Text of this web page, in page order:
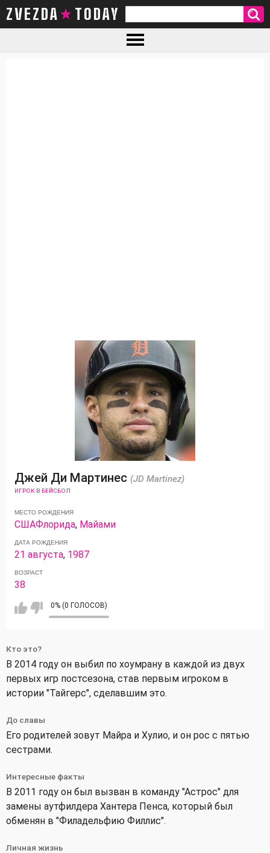
ZVEZDA TODAY
Джей Ди Мартинес (JD Martinez)
ИГРОК В БЕЙСБОЛ
МЕСТО РОЖДЕНИЯ
СШАФлорида, Майами
ДАТА РОЖДЕНИЯ
21 августа, 1987
ВОЗРАСТ
38
0% (0 ГОЛОСОВ)
Кто это?
В 2014 году он выбил по хоумрану в каждой из двух
первых игр постсезона, став первым игроком в
истории "Тайгерс", сделавшим это.
До славы
Его родителей зовут Майра и Хулио, и он рос с пятью
сестрами.
Интересные факты
В 2011 году он был вызван в команду "Астрос" для
замены аутфилдера Хантера Пенса, который был
обменян в "Филадельфию Филлис".
Личная жизнь